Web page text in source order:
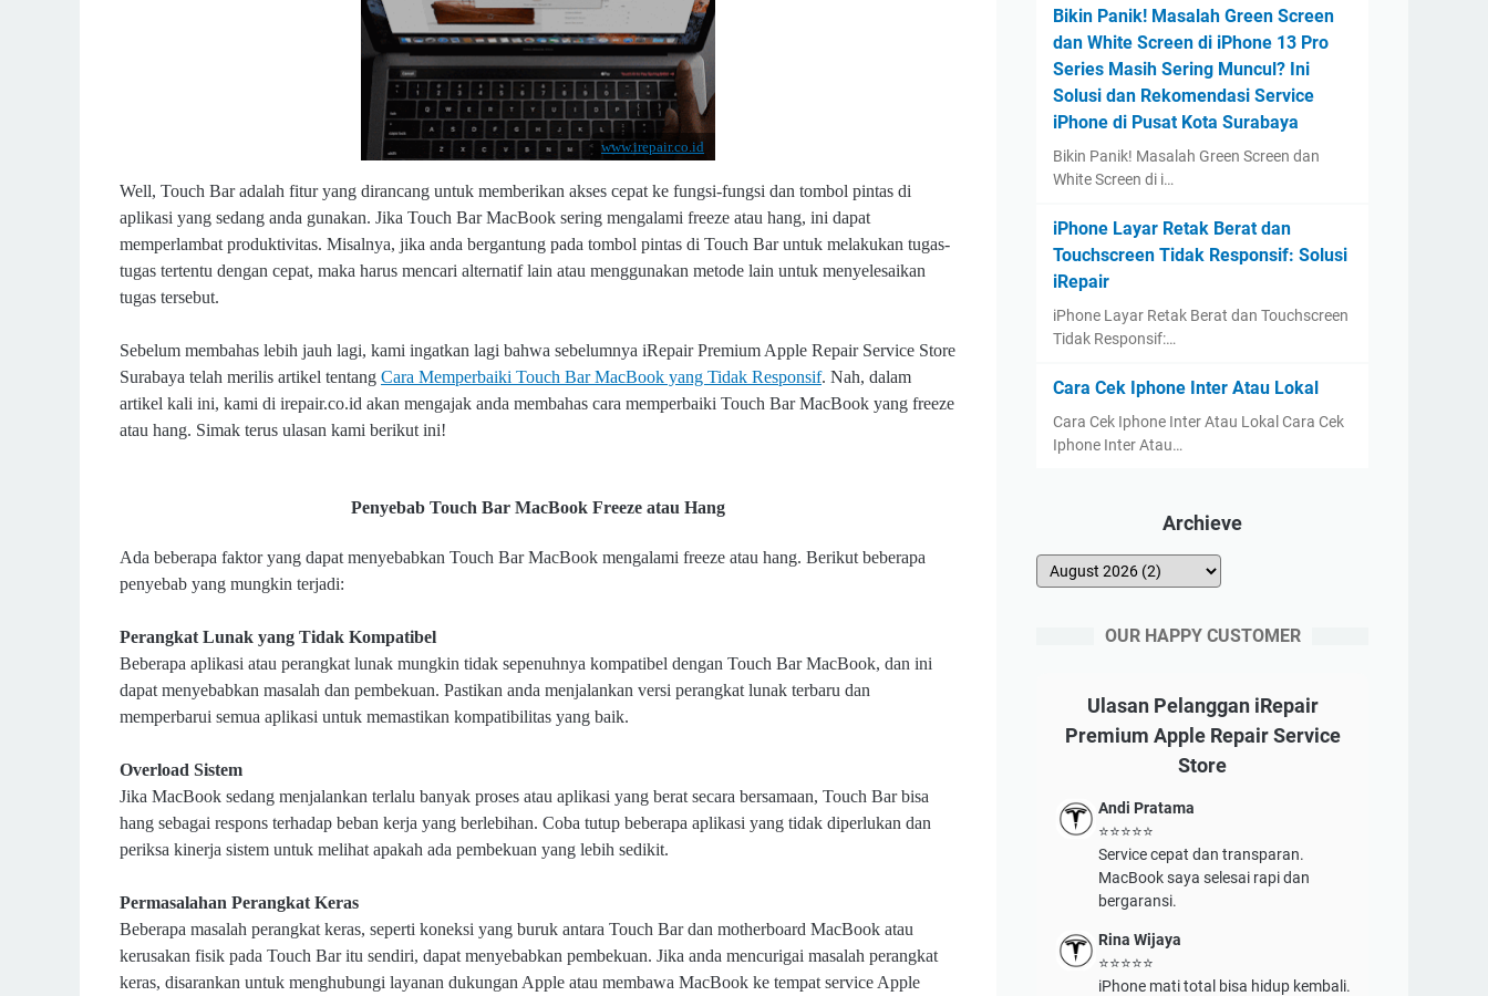
www.irepair.co.id
Well, Touch Bar adalah fitur yang dirancang untuk memberikan akses cepat ke fungsi-fungsi dan tombol pintas di
aplikasi yang sedang anda gunakan. Jika Touch Bar MacBook sering mengalami freeze atau hang, ini dapat
memperlambat produktivitas. Misalnya, jika anda bergantung pada tombol pintas di Touch Bar untuk melakukan tugas-
tugas tertentu dengan cepat, maka harus mencari alternatif lain atau menggunakan metode lain untuk menyelesaikan
tugas tersebut.
Sebelum membahas lebih jauh lagi, kami ingatkan lagi bahwa sebelumnya iRepair Premium Apple Repair Service Store
Surabaya telah merilis artikel tentang Cara Memperbaiki Touch Bar MacBook yang Tidak Responsif. Nah, dalam
artikel kali ini, kami di irepair.co.id akan mengajak anda membahas cara memperbaiki Touch Bar MacBook yang freeze
atau hang. Simak terus ulasan kami berikut ini!
Penyebab Touch Bar MacBook Freeze atau Hang
Ada beberapa faktor yang dapat menyebabkan Touch Bar MacBook mengalami freeze atau hang. Berikut beberapa
penyebab yang mungkin terjadi:
Perangkat Lunak yang Tidak Kompatibel
Beberapa aplikasi atau perangkat lunak mungkin tidak sepenuhnya kompatibel dengan Touch Bar MacBook, dan ini
dapat menyebabkan masalah dan pembekuan. Pastikan anda menjalankan versi perangkat lunak terbaru dan
memperbarui semua aplikasi untuk memastikan kompatibilitas yang baik.
Overload Sistem
Jika MacBook sedang menjalankan terlalu banyak proses atau aplikasi yang berat secara bersamaan, Touch Bar bisa
hang sebagai respons terhadap beban kerja yang berlebihan. Coba tutup beberapa aplikasi yang tidak diperlukan dan
periksa kinerja sistem untuk melihat apakah ada pembekuan yang lebih sedikit.
Permasalahan Perangkat Keras
Beberapa masalah perangkat keras, seperti koneksi yang buruk antara Touch Bar dan motherboard MacBook atau
kerusakan fisik pada Touch Bar itu sendiri, dapat menyebabkan pembekuan. Jika anda mencurigai masalah perangkat
keras, disarankan untuk menghubungi layanan dukungan Apple atau membawa MacBook ke tempat service Apple
Bikin Panik! Masalah Green Screen
dan White Screen di iPhone 13 Pro
Series Masih Sering Muncul? Ini
Solusi dan Rekomendasi Service
iPhone di Pusat Kota Surabaya
Bikin Panik! Masalah Green Screen dan
White Screen di i…
iPhone Layar Retak Berat dan
Touchscreen Tidak Responsif: Solusi
iRepair
iPhone Layar Retak Berat dan Touchscreen
Tidak Responsif:…
Cara Cek Iphone Inter Atau Lokal
Cara Cek Iphone Inter Atau Lokal Cara Cek
Iphone Inter Atau…
Archieve
OUR HAPPY CUSTOMER
Ulasan Pelanggan iRepair
Premium Apple Repair Service
Store
Andi Pratama
⭐⭐⭐⭐⭐
Service cepat dan transparan.
MacBook saya selesai rapi dan
bergaransi.
Rina Wijaya
⭐⭐⭐⭐⭐
iPhone mati total bisa hidup kembali.